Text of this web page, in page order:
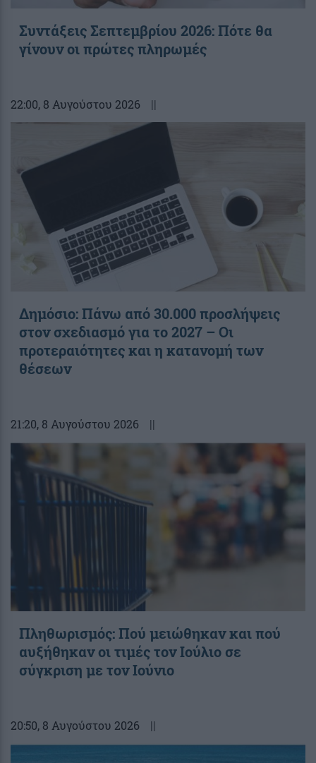
Συντάξεις Σεπτεμβρίου 2026: Πότε θα
γίνουν οι πρώτες πληρωμές
22:00, 8 Αυγούστου 2026 ||
Δημόσιο: Πάνω από 30.000 προσλήψεις
στον σχεδιασμό για το 2027 – Οι
προτεραιότητες και η κατανομή των
θέσεων
21:20, 8 Αυγούστου 2026 ||
Πληθωρισμός: Πού μειώθηκαν και πού
αυξήθηκαν οι τιμές τον Ιούλιο σε
σύγκριση με τον Ιούνιο
20:50, 8 Αυγούστου 2026 ||